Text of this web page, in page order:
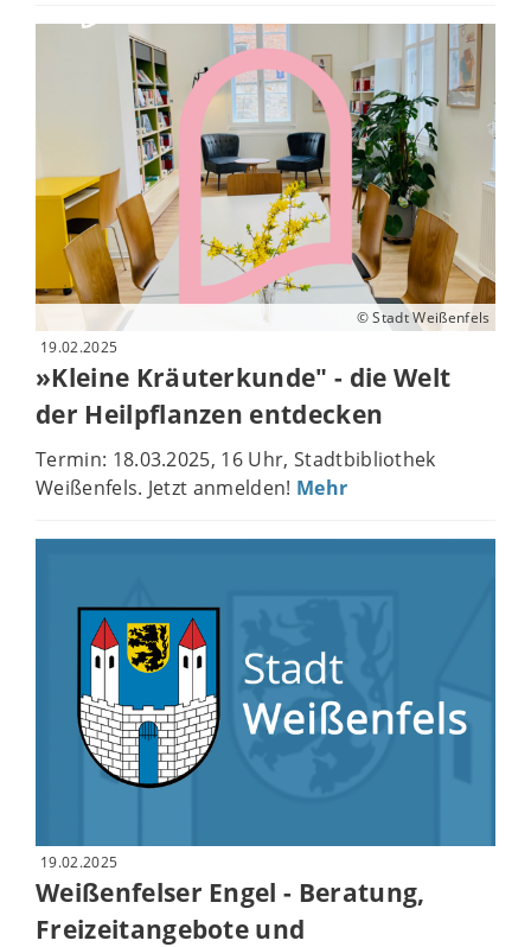
© Stadt Weißenfels
19.02.2025
»Kleine Kräuterkunde" - die Welt
der Heilpflanzen entdecken
Termin: 18.03.2025, 16 Uhr, Stadtbibliothek
Weißenfels. Jetzt anmelden! Mehr
19.02.2025
Weißenfelser Engel - Beratung,
Freizeitangebote und